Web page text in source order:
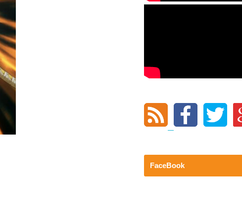
FaceBook